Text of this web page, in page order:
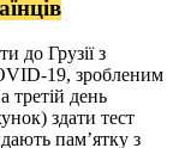
до Грузії з
19, зробленим
третій день
здати тест
пам’ятку з